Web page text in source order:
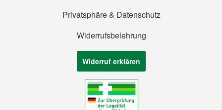
Privatsphäre & Datenschutz
Widerrufsbelehrung
Widerruf erklären